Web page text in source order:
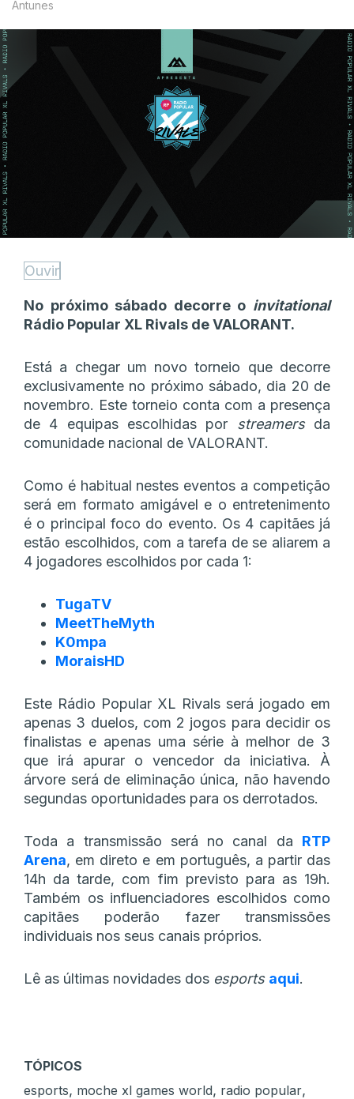
Antunes
Ouvir
No próximo sábado decorre o invitational
Rádio Popular XL Rivals de VALORANT.
Está a chegar um novo torneio que decorre
exclusivamente no próximo sábado, dia 20 de
novembro. Este torneio conta com a presença
de 4 equipas escolhidas por streamersda
comunidade nacional de VALORANT.
Como é habitual nestes eventos a competição
será em formato amigável e o entretenimento
é o principal foco do evento. Os 4 capitães já
estão escolhidos, com a tarefa de se aliarem a
4 jogadores escolhidos por cada 1:
TugaTV
MeetTheMyth
K0mpa
MoraisHD
Este Rádio Popular XL Rivals será jogado em
apenas 3 duelos, com 2 jogos para decidir os
finalistas e apenas uma série à melhor de 3
que irá apurar o vencedor da iniciativa. À
árvore será de eliminação única, não havendo
segundas oportunidades para os derrotados.
Toda a transmissão será no canal da RTP
Arena, em direto e em português, a partir das
14h da tarde, com fim previsto para as 19h.
Também os influenciadores escolhidos como
capitães poderão fazer transmissões
individuais nos seus canais próprios.
Lê as últimas novidades dos esports aqui.
TÓPICOS
esports, moche xl games world, radio popular,